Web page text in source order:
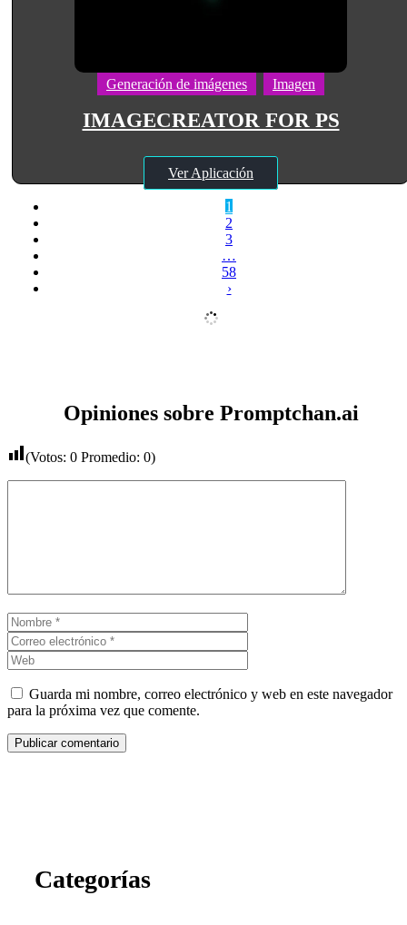
Generación de imágenes Imagen
IMAGECREATOR FOR PS
Ver Aplicación
1
2
3
…
58
›
Opiniones sobre Promptchan.ai
(Votos: 0 Promedio: 0)
Nombre
electrónico
Guarda mi nombre, correo electrónico y web en este navegador
para la próxima vez que comente.
Categorías